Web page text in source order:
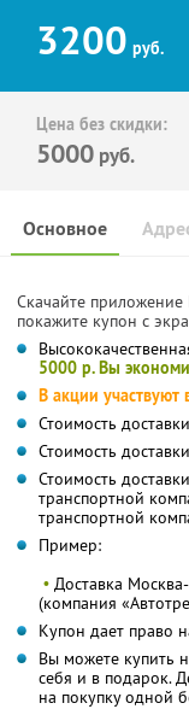
3200 руб.
Цена без скидки:
5000 руб.
Основное
Скачайте
покажите купон с
5000 р. Вы
В акции участвуют
Стоимость
Стоимость
Стоимость
транспортной
транспортной
Пример:
• Доставка
(компания
Купон дает право
Вы можете купить
себя и в подарок.
на покупку одной